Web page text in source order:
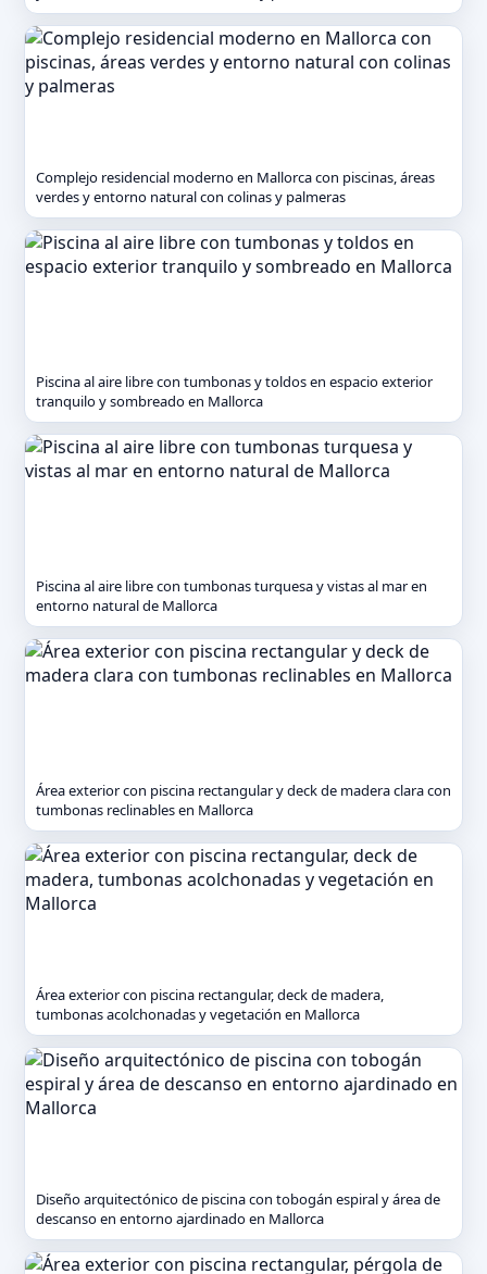
Complejo residencial moderno en Mallorca con piscinas, áreas
verdes y entorno natural con colinas y palmeras
Piscina al aire libre con tumbonas y toldos en espacio exterior
tranquilo y sombreado en Mallorca
Piscina al aire libre con tumbonas turquesa y vistas al mar en
entorno natural de Mallorca
Área exterior con piscina rectangular y deck de madera clara con
tumbonas reclinables en Mallorca
Área exterior con piscina rectangular, deck de madera,
tumbonas acolchonadas y vegetación en Mallorca
Diseño arquitectónico de piscina con tobogán espiral y área de
descanso en entorno ajardinado en Mallorca